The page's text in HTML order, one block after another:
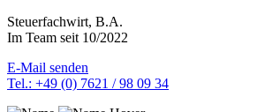
Steuerfachwirt, B.A.
Im Team seit 10/2022
E-Mail senden
Tel.: +49 (0) 7621 / 98 09 34